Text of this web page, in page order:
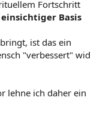
Fortschritt
Basis
ist das ein
"verbessert" wid
lehne ich daher ein